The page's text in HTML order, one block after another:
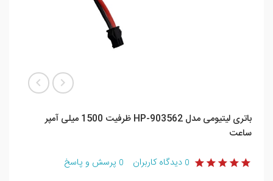
باتری لیتیومی مدل HP-903562 ظرفیت 1500 میلی آمپر
ساعت
0 دیدگاه کاربران 0 پرسش و پاسخ